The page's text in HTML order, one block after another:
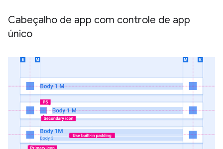
Cabeçalho de app com controle de app
único